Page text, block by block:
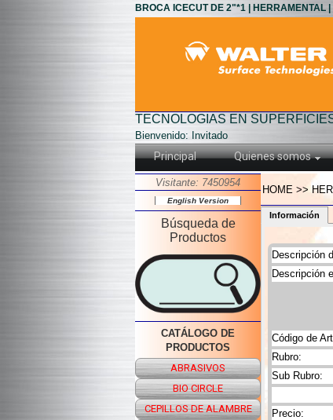
BROCA ICECUT DE 2"*1 | HERRAMENTAL |
TECNOLOGIAS EN
Bienvenido: Invitado
Principal Quienes somos
Visitante: 7450954
English Version
Búsqueda de
Productos
CATÁLOGO DE
PRODUCTOS
ABRASIVOS
BIO CIRCLE
CEPILLOS DE ALAMBRE
HOME >>
Información
Descripción
Código de
Rubro:
Sub Rubro:
Precio:
Descripción